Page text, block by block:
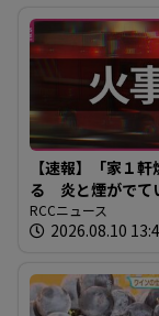
【速報】「家１
る 炎と煙がで
広島市安芸区畑
現在消火活動中
RCCニュース
2026.08.10